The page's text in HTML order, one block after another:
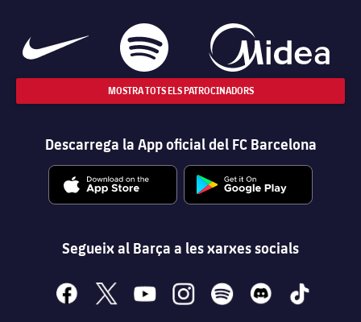
MOSTRA TOTS ELS PATROCINADORS
Descarrega la App oficial del FC Barcelona
Segueix al Barça a les xarxes socials
facebook
x youtubeinstagramspotify discord tiktok